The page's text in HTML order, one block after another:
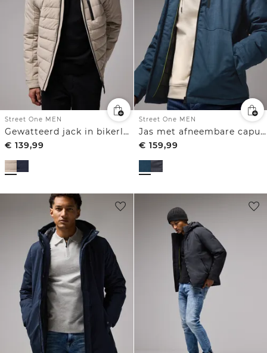
Street One MEN
Gewatteerd jack in bikerlook
€ 139,99
Street One MEN
Jas met afneembare capuchon
€ 159,99